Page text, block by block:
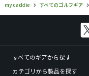
my caddie
すべてのゴルフギア
すべてのギアから探す
カテゴリから製品を探す